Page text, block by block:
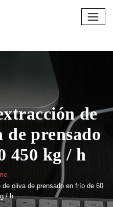
de
de prensado
450 kg / h
oliva de prensado en frío de 60
/ h